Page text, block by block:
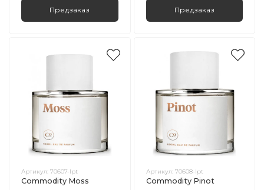
Предзаказ Предзаказ
Артикул: 70607-lpt
Commodity Moss
Артикул: 70608-lpt
Commodity Pinot